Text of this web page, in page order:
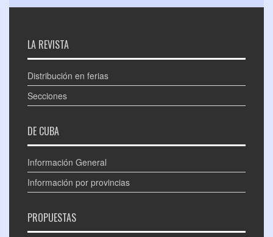
LA REVISTA
Distribución en ferias
Secciones
DE CUBA
Información General
Información por provincias
PROPUESTAS